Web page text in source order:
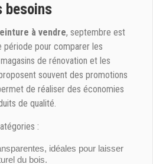
besoins
à vendre, septembre est
période pour comparer les
de rénovation et les
souvent des promotions
de réaliser des économies
de qualité.
:
idéales pour laisser
du bois.